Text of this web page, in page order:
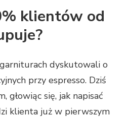
klientów od
dyskutowali o
przy espresso. Dziś
głowiąc się, jak napisać
klienta już w pierwszym